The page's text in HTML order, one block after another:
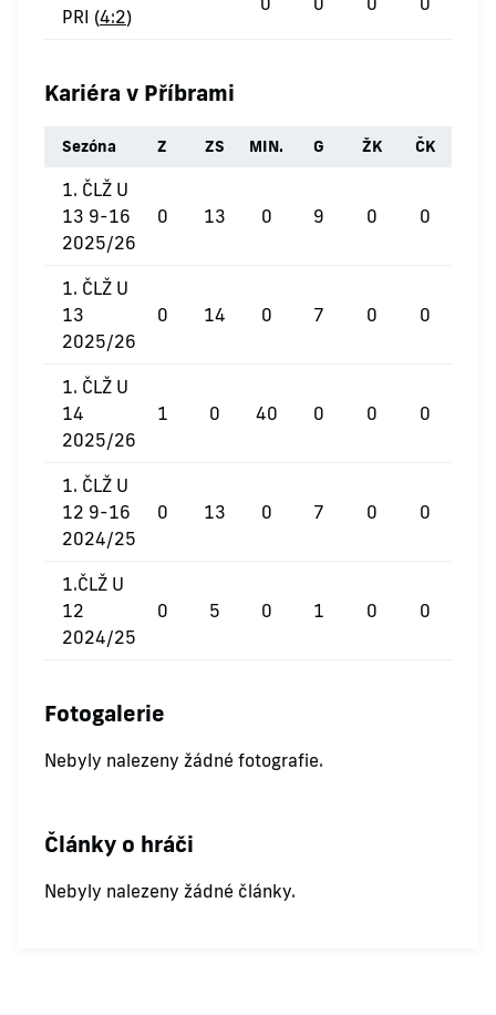
PRI (4:2)
Kariéra v Příbrami
Sezóna Z ZS MIN. G ŽK ČK
1. ČLŽ U
13 9-16
2025/26
0 13 0 9 0 0
1. ČLŽ U
13
2025/26
0 14 0 7 0 0
1. ČLŽ U
14
2025/26
1 0 40 0 0 0
1. ČLŽ U
12 9-16
2024/25
0 13 0 7 0 0
1.ČLŽ U
12
2024/25
0 5 0 1 0 0
Fotogalerie
Nebyly nalezeny žádné fotografie.
Články o hráči
Nebyly nalezeny žádné články.